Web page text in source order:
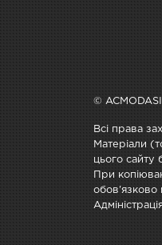
©
Всі права
Матеріали
цього сайту
При
обов'язково